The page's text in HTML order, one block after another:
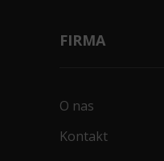
FIRMA
O nas
Kontakt